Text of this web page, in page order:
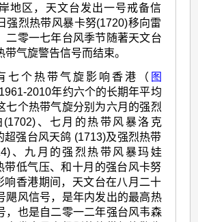
地区，天文台发出一号戒备信
强烈热带风暴卡努(1720)移向雷
二零一七年台风季节随著天文台
带气旋警告信号而结束。
七个热带气旋影响香港（ 图
2010年约六个的长期年平均
七个热带气旋分别为六月的强烈
、七月的热带风暴洛克
超强台风天鸽 (1713)及强烈热带
、九月的强烈热带风暴玛娃
带低气压、和十月的强台风卡努
响香港期间，天文台在八月二十
飓风信号，是年内发出的最高热
，也是自二零一二年强台风韦森